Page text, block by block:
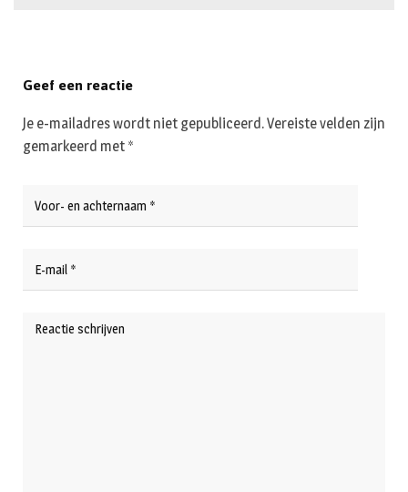
Geef een reactie
Je e-mailadres wordt niet gepubliceerd.Vereiste velden zijn
gemarkeerd met *